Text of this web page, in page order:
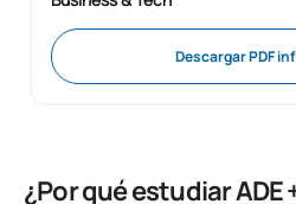
Descargar PDF
¿Por qué estudiar ADE